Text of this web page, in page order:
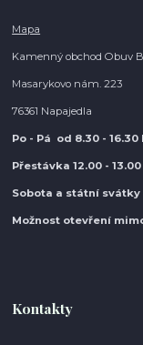
Mapa
Kamenný obchod Obuv
Masarykovo nám. 223
76361 Napajedla
Po - Pá od 8.30 - 16.30
Přestávka 12.00 -
Sobota a státní
Možnost otevření
Kontakty